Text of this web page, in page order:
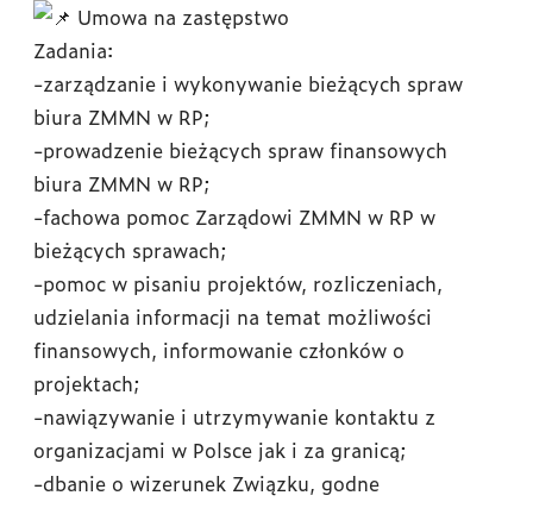
Umowa na zastępstwo
Zadania:
-zarządzanie i wykonywanie bieżących spraw
biura ZMMN w RP;
-prowadzenie bieżących spraw finansowych
biura ZMMN w RP;
-fachowa pomoc Zarządowi ZMMN w RP w
bieżących sprawach;
-pomoc w pisaniu projektów, rozliczeniach,
udzielania informacji na temat możliwości
finansowych, informowanie członków o
projektach;
-nawiązywanie i utrzymywanie kontaktu z
organizacjami w Polsce jak i za granicą;
-dbanie o wizerunek Związku, godne